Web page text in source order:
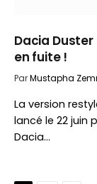
Dacia
en fuite !
ParMustapha
La version
lancé le 22 juin
Dacia…